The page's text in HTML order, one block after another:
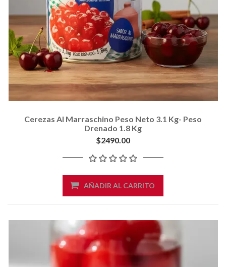
Cerezas Al Marraschino Peso Neto 3.1 Kg- Peso
Drenado 1.8 Kg
$2490.00
AÑADIR AL CARRITO